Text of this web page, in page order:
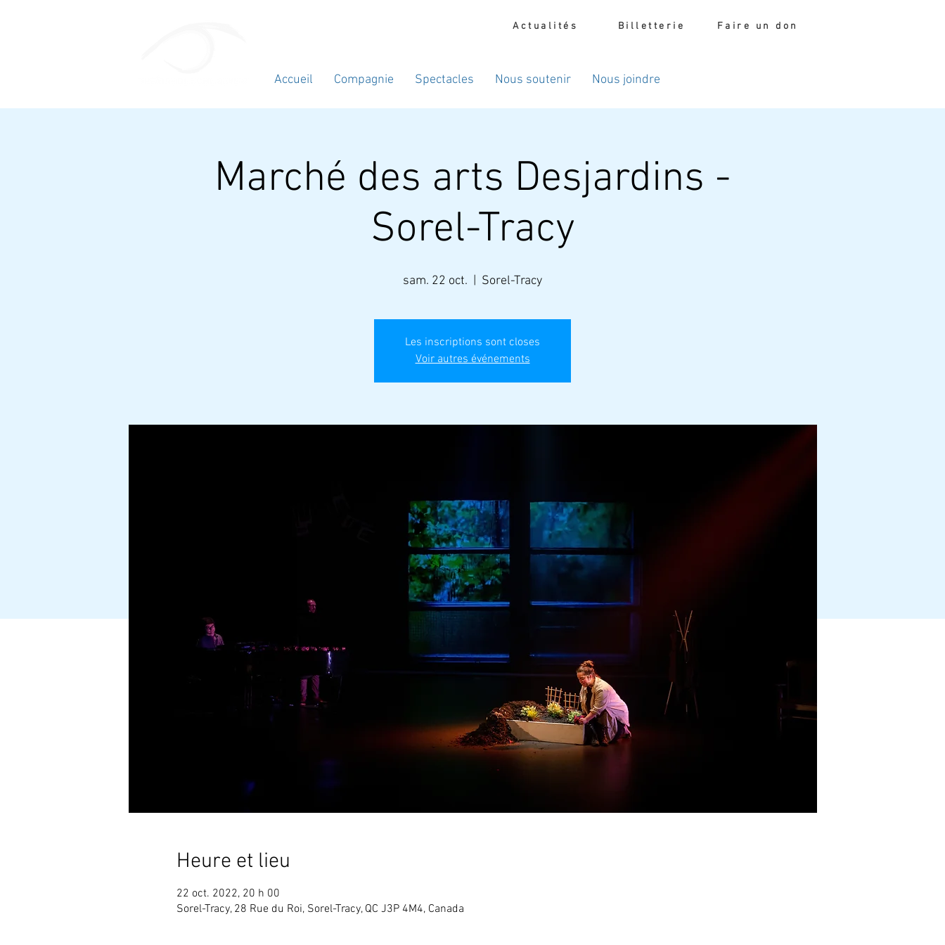
Actualités Billetterie Faire un don
Accueil Compagnie Spectacles Nous soutenir Nous joindre
Marché des arts Desjardins -
Sorel-Tracy
sam. 22 oct. Sorel-Tracy
Les inscriptions sont closes
Voir autres événements
Heure et lieu
22 oct. 2022, 20 h 00
Sorel-Tracy, 28 Rue du Roi, Sorel-Tracy, QC J3P 4M4, Canada